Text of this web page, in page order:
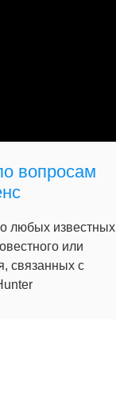
вопросам
любых известных
или
связанных с